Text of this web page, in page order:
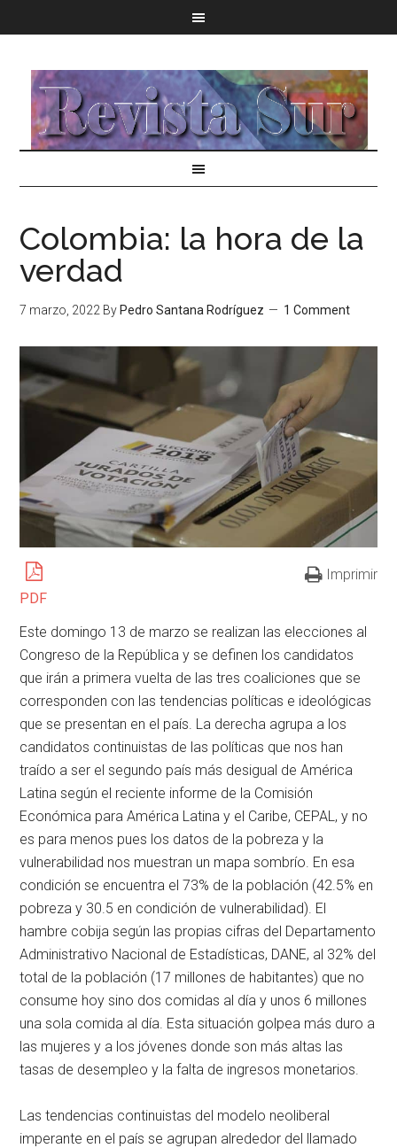
Colombia: la hora de la
verdad
7 marzo, 2022 By Pedro Santana Rodríguez 1 Comment
PDF
Imprimir
Este domingo 13 de marzo se realizan las elecciones al
Congreso de la República y se definen los candidatos
que irán a primera vuelta de las tres coaliciones que se
corresponden con las tendencias políticas e ideológicas
que se presentan en el país. La derecha agrupa a los
candidatos continuistas de las políticas que nos han
traído a ser el segundo país más desigual de América
Latina según el reciente informe de la Comisión
Económica para América Latina y el Caribe, CEPAL, y no
es para menos pues los datos de la pobreza y la
vulnerabilidad nos muestran un mapa sombrío. En esa
condición se encuentra el 73% de la población (42.5% en
pobreza y 30.5 en condición de vulnerabilidad). El
hambre cobija según las propias cifras del Departamento
Administrativo Nacional de Estadísticas, DANE, al 32% del
total de la población (17 millones de habitantes) que no
consume hoy sino dos comidas al día y unos 6 millones
una sola comida al día. Esta situación golpea más duro a
las mujeres y a los jóvenes donde son más altas las
tasas de desempleo y la falta de ingresos monetarios.
Las tendencias continuistas del modelo neoliberal
imperante en el país se agrupan alrededor del llamado